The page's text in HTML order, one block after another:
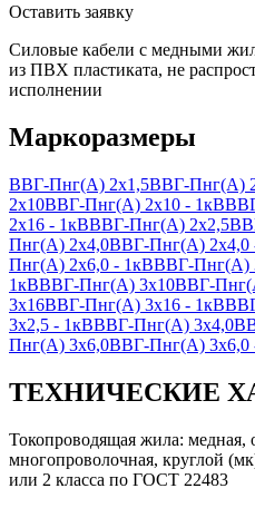
Оставить заявку
Силовые кабели с медными
из ПВХ пластиката, не
исполнении
Маркоразмеры
ВВГ-Пнг(А) 2х1,5ВВГ-Пнг(А)
2х10ВВГ-Пнг(А) 2х10 - 1кВ
2х16 - 1кВВВГ-Пнг(А) 2х2,5
Пнг(А) 2х4,0ВВГ-Пнг(А) 2х4,0
Пнг(А) 2х6,0 - 1кВВВГ-Пнг(А)
1кВВВГ-Пнг(А) 3х10ВВГ-
3х16ВВГ-Пнг(А) 3х16 - 1кВ
3х2,5 - 1кВВВГ-Пнг(А) 3х4,0
Пнг(А) 3х6,0ВВГ-Пнг(А) 3х6,0
ТЕХНИЧЕСКИЕ
Токопроводящая жила: медная,
многопроволочная, круглой
или 2 класса по ГОСТ 22483